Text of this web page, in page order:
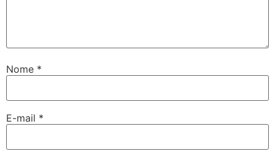
Nome *
E-mail *